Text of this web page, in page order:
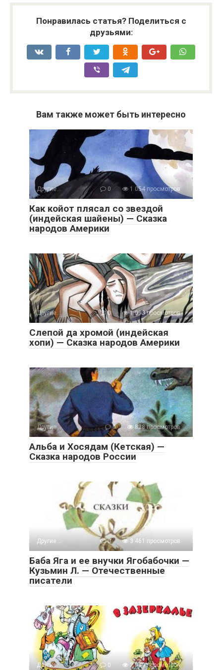
Понравилась статья? Поделиться с
друзьями:
Вам также может быть интересно
Другие... 0 1 054 просмотров
Как койот плясал со звездой
(индейская шайены) — Сказка
народов Америки
Другие... 0 1 093 просмотров
Слепой да хромой (индейская
хопи) — Сказка народов Америки
Другие... 0 828 просмотров
Альба и Хосядам (Кетская) —
Сказка народов России
Другие... 0 3 461 просмотров
Баба Яга и ее внучки Ягобабочки —
Кузьмин Л. — Отечественные
писатели
Другие... 0 2 039 просмотров